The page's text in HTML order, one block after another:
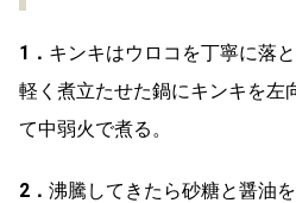
1． キンキはウロコを丁寧に落
軽く煮立たせた鍋にキンキを左
て中弱火で煮る。
2． 沸騰してきたら砂糖と醤油